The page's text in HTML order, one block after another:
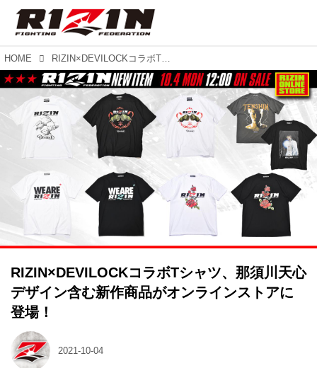
HOME RIZIN×DEVILOCKコラボTシャツ、那須川天心デザイン含む新作商品がオンラインストアに登場！
RIZIN×DEVILOCKコラボTシャツ、那須川天心
デザイン含む新作商品がオンラインストアに
登場！
2021-10-04